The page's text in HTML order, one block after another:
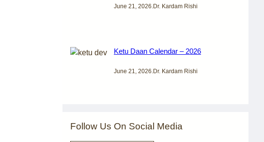
June 21, 2026 Dr. Kardam Rishi
Ketu Daan Calendar – 2026
June 21, 2026 Dr. Kardam Rishi
Follow Us On Social Media